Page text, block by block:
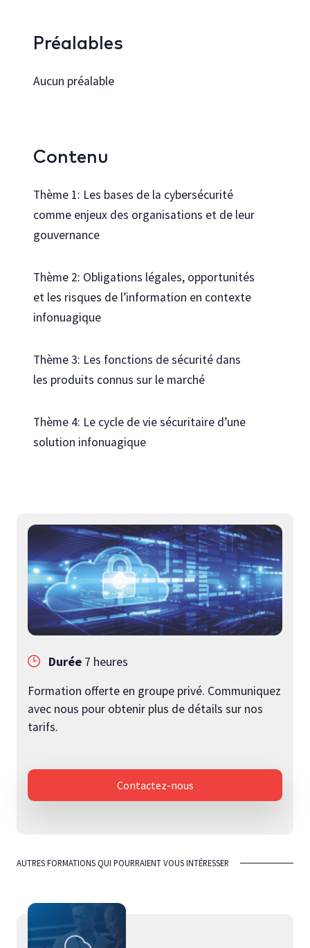
Préalables
Aucun préalable
Contenu
Thème 1: Les bases de la cybersécurité
comme enjeux des organisations et de leur
gouvernance
Thème 2: Obligations légales, opportunités
et les risques de l’information en contexte
infonuagique
Thème 3: Les fonctions de sécurité dans
les produits connus sur le marché
Thème 4: Le cycle de vie sécuritaire d’une
solution infonuagique
Durée 7 heures
Formation offerte en groupe privé. Communiquez
avec nous pour obtenir plus de détails sur nos
tarifs.
Contactez-nous
AUTRES FORMATIONS QUI POURRAIENT VOUS INTÉRESSER